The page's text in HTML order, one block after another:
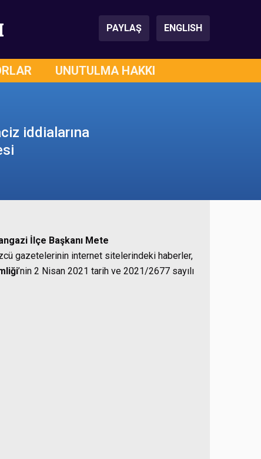
PAYLAŞ ENGLISH
UNUTULMA HAKKI
iddialarına
İlçe Başkanı Mete
gazetelerinin internet sitelerindeki haberler,
’nin 2 Nisan 2021 tarih ve 2021/2677 sayılı